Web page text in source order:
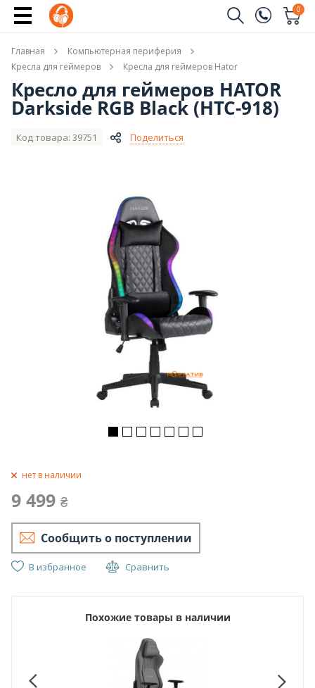
(096)
(044)
0
Имя
Телефон
Главная
Компьютерная периферия
Кресла для геймеров
Кресла для геймеров Hator
Кресло для геймеров HATOR
Darkside RGB Black (HTC-918)
Код товара: 39751 Поделиться
нет в наличии
9 499 ₴
Сообщить о поступлении
В избранное Сравнить
Похожие товары в наличии
Сообщить о поступлении